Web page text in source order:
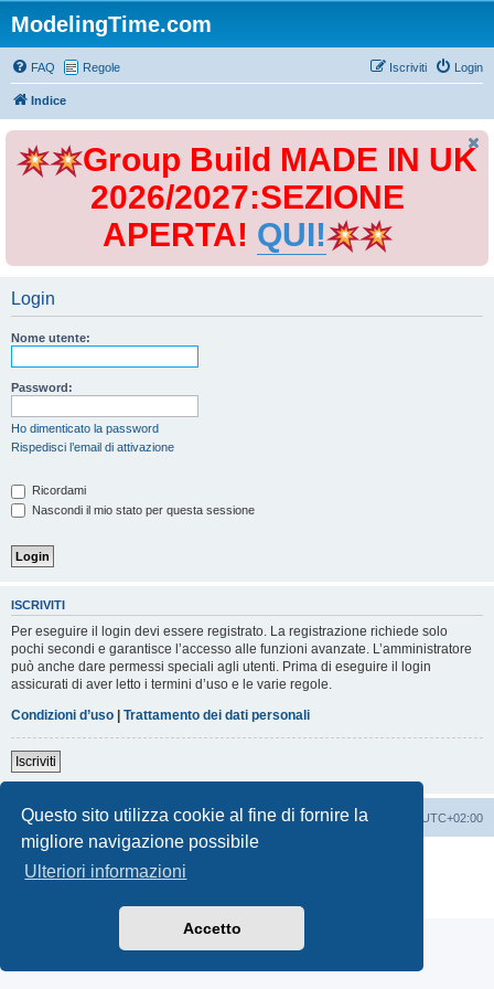
Questo sito utilizza cookie al fine di fornire la
migliore navigazione possibile
Ulteriori informazioni
Accetto
ModelingTime.com
FAQ Regole Login
Iscriviti
Indice
Group Build MADE IN UK
2026/2027:SEZIONE
APERTA! QUI!
Login
Nome utente:
Password:
Ho dimenticato la password
Rispedisci l’email di attivazione
Ricordami
Nascondi il mio stato per questa sessione
ISCRIVITI
Per eseguire il login devi essere registrato. La registrazione richiede solo
pochi secondi e garantisce l’accesso alle funzioni avanzate. L’amministratore
può anche dare permessi speciali agli utenti. Prima di eseguire il login
assicurati di aver letto i termini d’uso e le varie regole.
Condizioni d’uso | Trattamento dei dati personali
Iscriviti
Indice Tutti gli orari sono UTC+02:00
Cancella cookie
Contattaci
Traduzione Italiana